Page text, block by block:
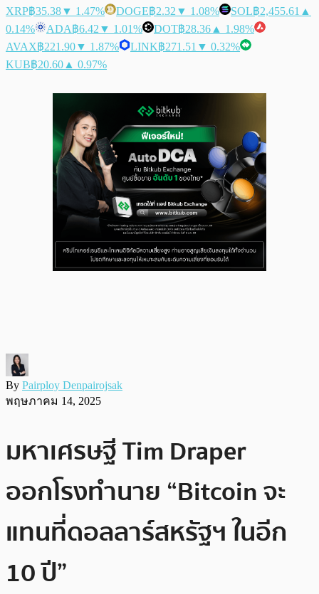
XRP฿35.38▼ 1.47% DOGE฿2.32 ▼ 1.08% SOL฿2,455.61 ▲
0.14%
ADA฿6.42 ▼ 1.01% DOT฿28.36 ▲ 1.98%
AVAX฿221.90▼ 1.87% LINK฿271.51 ▼ 0.32%
KUB฿20.60 ▲ 0.97%
By Pairploy Denpairojsak
พฤษภาคม 14, 2025
มหาเศรษฐี Tim Draper
ออกโรงทำนาย “Bitcoin จะ
แทนที่ดอลลาร์สหรัฐฯ ในอีก
10 ปี”